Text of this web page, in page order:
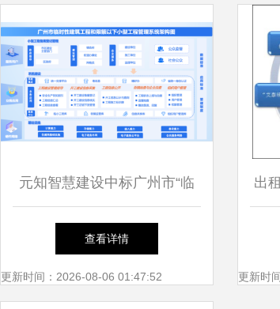
元知智慧建设中标广州市“临
小工程”项目，助力全市临小
工程信息化管控与工程造价咨
查看详情
更新时间：2026-08-06 01:47:52
出
泰
更新时